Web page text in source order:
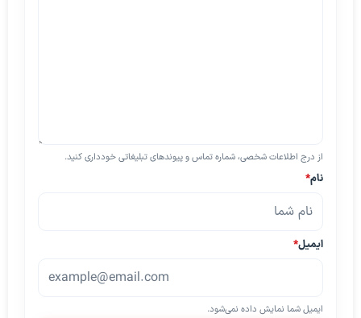
از درج اطلاعات شخصی، شماره تماس و پیوندهای تبلیغاتی خودداری کنید.
نام*
ایمیل*
ایمیل شما نمایش داده نمی‌شود.